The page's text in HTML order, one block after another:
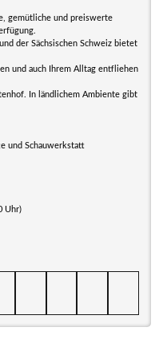
gemütliche und preiswerte
der Sächsischen Schweiz bietet
und auch Ihrem Alltag entfliehen
In ländlichem Ambiente gibt
und Schauwerkstatt
Uhr)